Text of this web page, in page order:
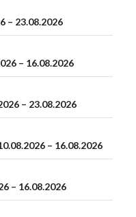
– 23.08.2026
– 16.08.2026
– 23.08.2026
– 16.08.2026
– 16.08.2026